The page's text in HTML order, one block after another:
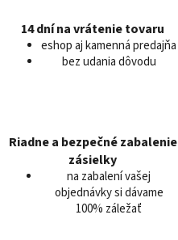
14 dní na vrátenie tovaru
eshop aj kamenná predajňa
bez udania dôvodu
Riadne a bezpečné zabalenie
zásielky
na zabalení vašej
objednávky si dávame
100% záležať